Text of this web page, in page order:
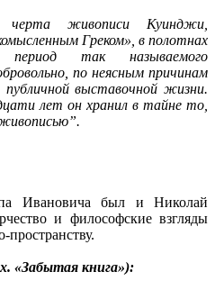
живописи Куинджи,
Греком», в полотнах
так называемого
по неясным причинам
выставочной жизни.
лет он хранил в тайне то,
Ивановича был и Николай
и философские взгляды
пространству.
«Забытая книга»):